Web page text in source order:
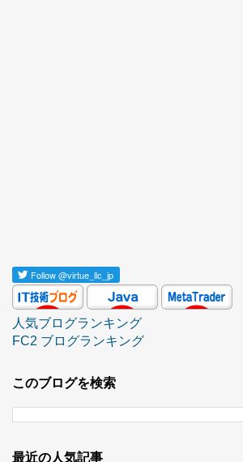
Follow@virtue_llc_jp
人気ブログランキング
FC2 ブログランキング
このブログを検索
最近の人気記事